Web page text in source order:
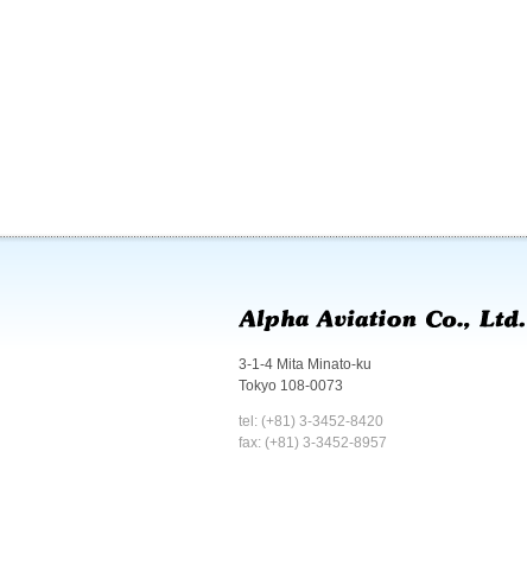
3-1-4 Mita Minato-ku
Tokyo 108-0073
tel: (+81) 3-3452-8420
fax: (+81) 3-3452-8957